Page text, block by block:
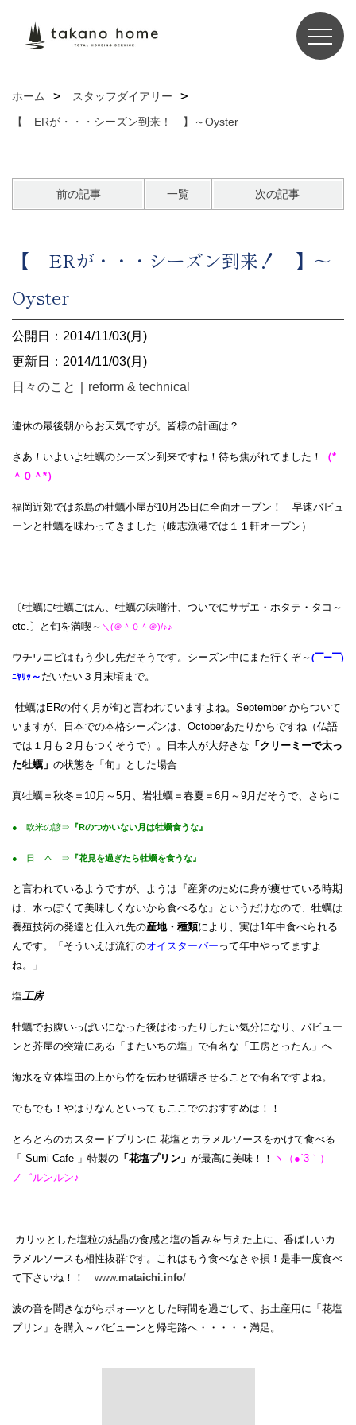
ホーム
スタッフダイアリー
【 ERが・・・シーズン到来！ 】～Oyster
前の記事 一覧 次の記事
【 ERが・・・シーズン到来！ 】～
Oyster
公開日：2014/11/03(月)
更新日：2014/11/03(月)
日々のこと
reform & technical
連休の最後朝からお天気ですが。皆様の計画は？
さあ！いよいよ 牡蠣のシーズン到来ですね！待ち焦がれてました！
（*
＾０＾*）
福岡近郊では糸島の牡蠣小屋が10月25日に全面オープン！ 早速バビュ
ーンと牡蠣を味わってきました （岐志漁港では１１軒オープン）
〔牡蠣に牡蠣ごはん、牡蠣の味噌汁、ついでにサザエ・ホタテ・タコ～
etc.〕と 旬を満喫～ ＼(＠＾０＾＠)/♪♪
ウチワエビはもう少し先だそうです。シーズン中にまた行くぞ～(￣ー￣)
ﾆﾔﾘｯ～ だいたい３月末頃まで。
牡蠣はERの付く月が旬と言われていますよね。September からついて
いますが、日本での本格シーズンは、Octoberあたりからですね（仏語
では１月も２月もつくそうで）。
日本人が大好きな 「クリーミーで太っ
た牡蠣」 の状態を「 旬 」 とした場合
真牡蠣＝秋冬＝10月～5月、 岩牡蠣＝春夏＝6月～9月だそうで、さらに
● 欧米の諺⇒ 『Rのつかいない月は牡蠣食うな』
● 日 本 ⇒ 『花見を過ぎたら牡蠣を食うな』
と言われているようですが、ようは『産卵のために身が痩せている時期
は、水っぽくて美味しくないから食べるな』というだけなので、牡蠣は
養殖技術の発達と仕入れ先の産地・種類により、実は1年中食べられる
んです。「そういえば流行のオイスターバー って年中やってますよ
ね。」
塩工房
牡蠣でお腹いっぱいになった後はゆったりしたい気分になり、バビュー
ンと芥屋の突端にある「またいちの塩」で有名な「工房とったん」へ
海水を立体塩田の上から竹を伝わせ循環させることで有名ですよね。
でもでも！やはりなんといってもここでのおすすめは！！
とろとろのカスタードプリンに 花塩とカラメルソースをかけて食べる
「 Sumi Cafe 」特製の 「花塩プリン」 が最高に美味！！ ヽ（●´3｀）
ノ゛ルンルン♪
カリッとした塩粒の結晶の食感と塩の旨みを与えた上に、香ばしいカ
ラメルソースも相性抜群です。これはもう食べなきゃ損！是非一度食べ
て下さいね！！ www.mataichi.info/
波の音を聞きながらボォ―ッとした時間を過ごして、お土産用に「花塩
プリン」を購入～バビューンと帰宅路へ・・・・・満足。